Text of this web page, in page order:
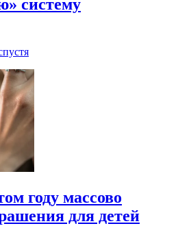
систему
году массово
для детей